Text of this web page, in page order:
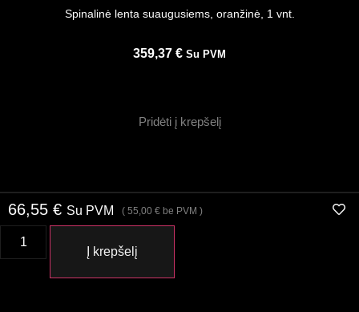
Spinalinė lenta suaugusiems, oranžinė, 1 vnt.
359,37 € Su PVM
Pridėti į krepšelį
66,55 € Su PVM ( 55,00 € be PVM )
Į krepšelį